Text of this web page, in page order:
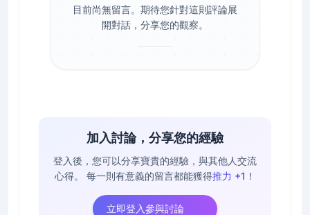
目前尚無留言。期待您針對這則評論展
開對話，分享您的觀察。
加入討論，分享您的經驗
登入後，您可以分享寶貴的經驗，與其他人交流
心得。
每一則有意義的留言都能獲得推力 +1 ！
立即登入參與討論